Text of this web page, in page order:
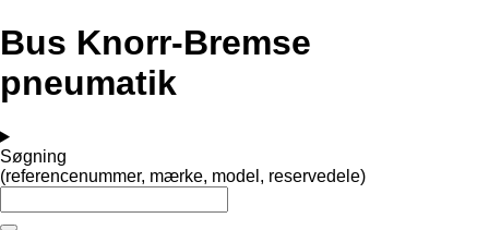
Bus Knorr-Bremse
pneumatik
Søgning
(referencenummer, mærke, model, reservedele)